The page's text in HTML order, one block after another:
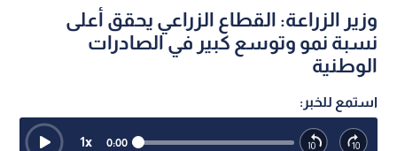
وزير الزراعة: القطاع الزراعي يحقق أعلى
نسبة نمو وتوسع كبير في الصادرات
الوطنية
استمع للخبر:
0:00
1x